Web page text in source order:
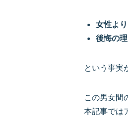
女性よ
後悔の
という事実
この男女間
本記事では